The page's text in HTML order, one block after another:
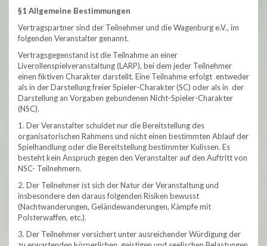
§1 Allgemeine Bestimmungen
Vertragspartner sind der Teilnehmer und die Wagenburg e.V., im
folgenden Veranstalter genannt.
Vertragsgegenstand ist die Teilnahme an einer
Liverollenspielveranstaltung (LARP), bei dem jeder Teilnehmer
einen fiktiven Charakter darstellt. Eine Teilnahme erfolgt entweder
als in der Darstellung freier Spieler-Charakter (SC) oder als in der
Darstellung an Vorgaben gebundenen Nicht-Spieler-Charakter
(NSC).
1. Der Veranstalter schuldet nur die Bereitstellung des
organisatorischen Rahmens und nicht einen bestimmten Ablauf der
Spielhandlung oder die Bereitstellung bestimmter Kulissen. Es
besteht kein Anspruch gegen den Veranstalter auf den Auftritt von
NSC- Teilnehmern.
2. Der Teilnehmer ist sich der Natur der Veranstaltung und
insbesondere den daraus folgenden Risiken bewusst
(Nachtwanderungen, Geländewanderungen, Kämpfe mit
Polsterwaffen, etc.).
3. Der Teilnehmer versichert unter ausreichender Würdigung der